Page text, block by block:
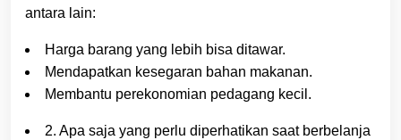
antara lain:
Harga barang yang lebih bisa ditawar.
Mendapatkan kesegaran bahan makanan.
Membantu perekonomian pedagang kecil.
2. Apa saja yang perlu diperhatikan saat berbelanja